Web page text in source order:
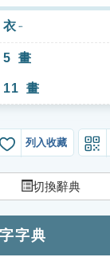
衣 ㄧ
5 畫
11 畫
列入收藏
切換辭典
字典